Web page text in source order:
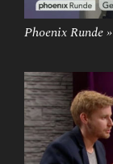
Phoenix Runde »